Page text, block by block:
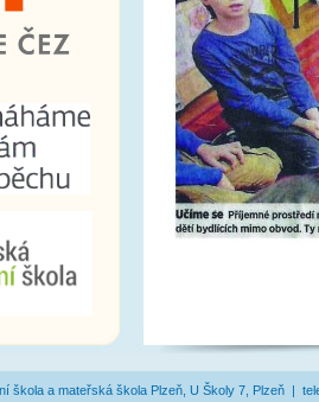
škola a mateřská škola Plzeň, U Školy 7, Plzeň |